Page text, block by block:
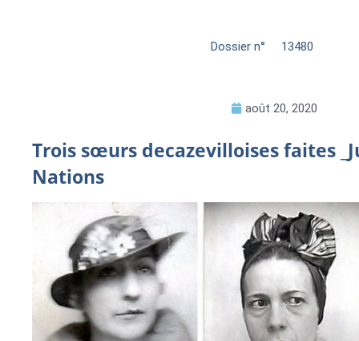
Dossier n° 13480
août 20, 2020
Trois sœurs decazevilloises faites
Nations